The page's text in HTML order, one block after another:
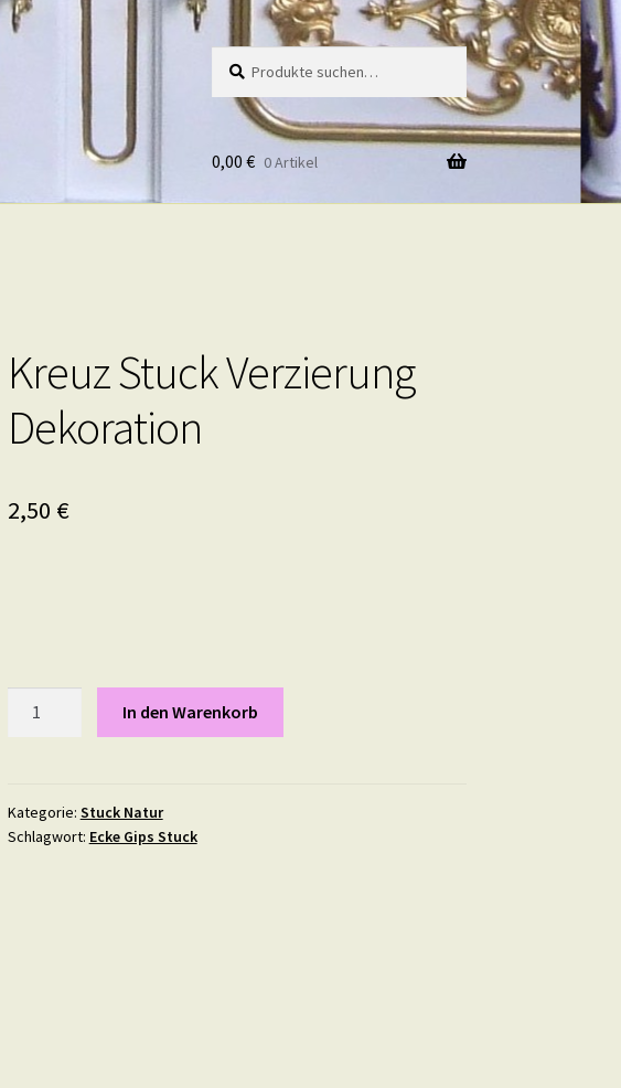
nach:
0,00 € 0 Artikel
Kreuz Stuck Verzierung
Dekoration
2,50 €
Menge
In den Warenkorb
Kategorie: Stuck Natur
Schlagwort: Ecke Gips Stuck